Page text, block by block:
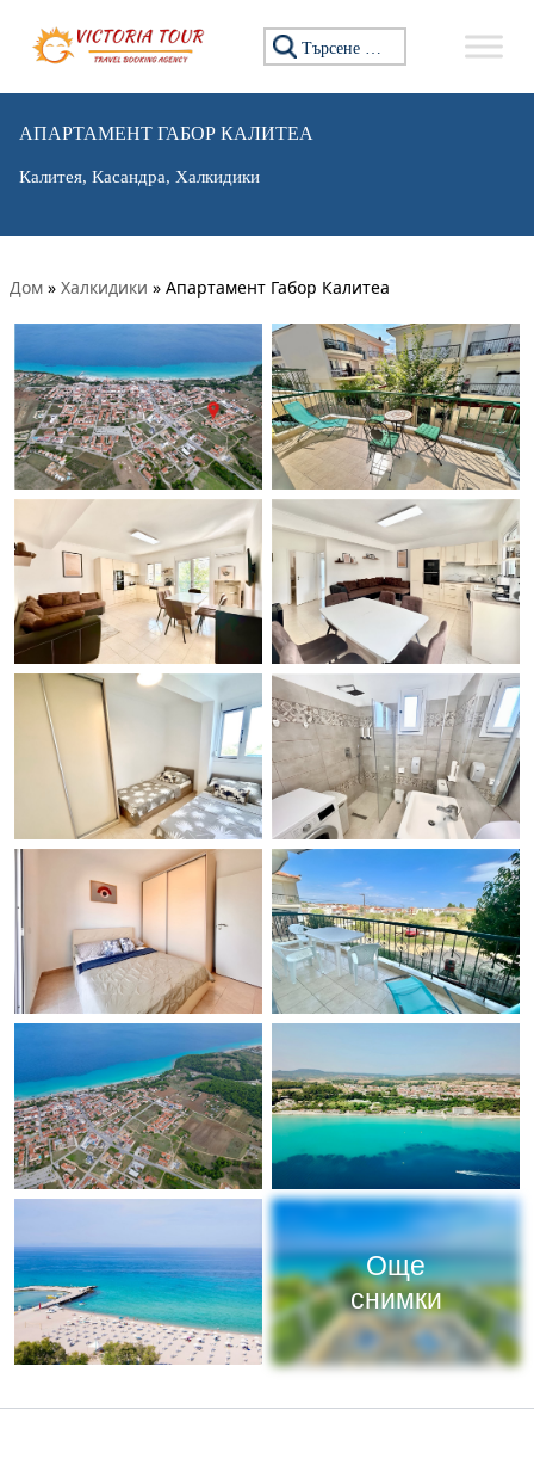
Търсене за:
АПАРТАМЕНТ ГАБОР КАЛИТЕА
Калитея, Касандра, Халкидики
Дом » Халкидики » Апартамент Габор Калитеа
Още
снимки